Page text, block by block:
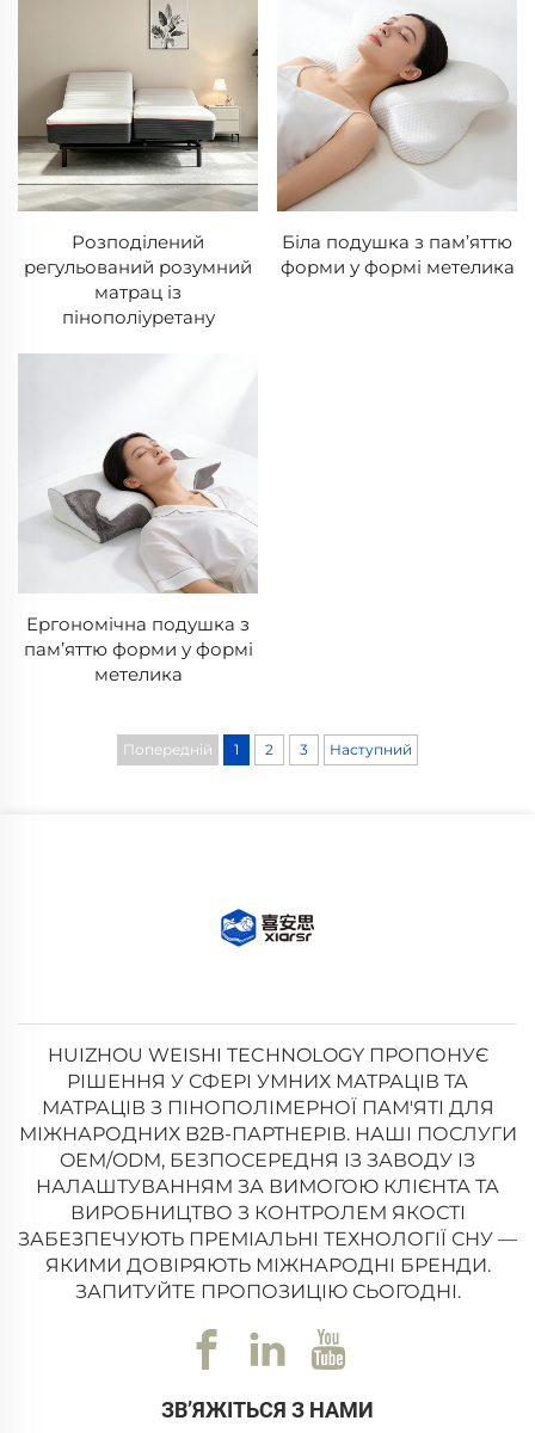
Розподілений
регульований розумний
матрац із
пінополіуретану
Біла подушка з пам’яттю
форми у формі метелика
Ергономічна подушка з
пам’яттю форми у формі
метелика
Попередній 1 2 3 Наступний
HUIZHOU WEISHI TECHNOLOGY ПРОПОНУЄ
РІШЕННЯ У СФЕРІ УМНИХ МАТРАЦІВ ТА
МАТРАЦІВ З ПІНОПОЛІМЕРНОЇ ПАМ'ЯТІ ДЛЯ
МІЖНАРОДНИХ B2B-ПАРТНЕРІВ. НАШІ ПОСЛУГИ
OEM/ODM, БЕЗПОСЕРЕДНЯ ІЗ ЗАВОДУ ІЗ
НАЛАШТУВАННЯМ ЗА ВИМОГОЮ КЛІЄНТА ТА
ВИРОБНИЦТВО З КОНТРОЛЕМ ЯКОСТІ
ЗАБЕЗПЕЧУЮТЬ ПРЕМІАЛЬНІ ТЕХНОЛОГІЇ СНУ —
ЯКИМИ ДОВІРЯЮТЬ МІЖНАРОДНІ БРЕНДИ.
ЗАПИТУЙТЕ ПРОПОЗИЦІЮ СЬОГОДНІ.
ЗВ’ЯЖІТЬСЯ З НАМИ